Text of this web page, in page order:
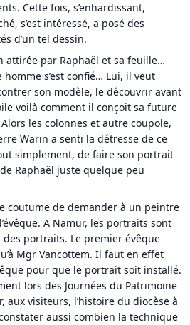
Cette fois, s’enhardissant,
s’est intéressé, a posé des
d’un tel dessin.
attirée par Raphaël et sa feuille…
s’est confié… Lui, il veut
son modèle, le découvrir avant
voilà comment il conçoit sa future
les colonnes et autre coupole,
Warin a senti la détresse de ce
simplement, de faire son portrait
Raphaël juste quelque peu
coutume de demander à un peintre
A Namur, les portraits sont
portraits. Le premier évêque
Mgr Vancottem. Il faut en effet
pour que le portrait soit installé.
lors des Journées du Patrimoine
aux visiteurs, l’histoire du diocèse à
aussi combien la technique